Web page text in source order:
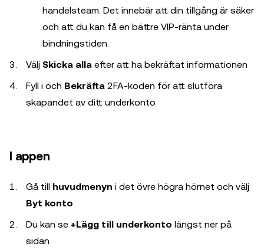
handelsteam. Det innebär att din tillgång är säker
och att du kan få en bättre VIP-ränta under
bindningstiden.
Välj Skicka alla efter att ha bekräftat informationen
Fyll i och Bekräfta 2FA-koden för att slutföra
skapandet av ditt underkonto
I appen
Gå till huvudmenyn i det övre högra hörnet och välj
Byt konto
Du kan se +Lägg till underkonto längst ner på
sidan